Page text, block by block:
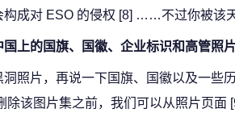
构成对 ESO 的侵权 [8] ……不过你被该
国上的国旗、国徽、企业标识和高管照
洞照片，再说一下国旗、国徽以及一些
除该图片集之前，我们可以从照片页面